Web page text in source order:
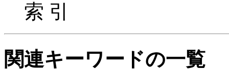
索 引
関連キーワードの一覧